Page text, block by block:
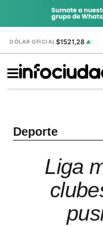
DÓLAR OFICIAL$1521,28 ▲
Deporte
Liga